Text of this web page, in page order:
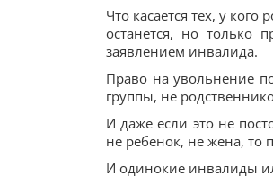
Что касается тех, у
останется, но только
заявлением инвалида.
Право на увольнение
группы, не
И даже если это не
не ребенок, не жена, то
И одинокие инвалиды